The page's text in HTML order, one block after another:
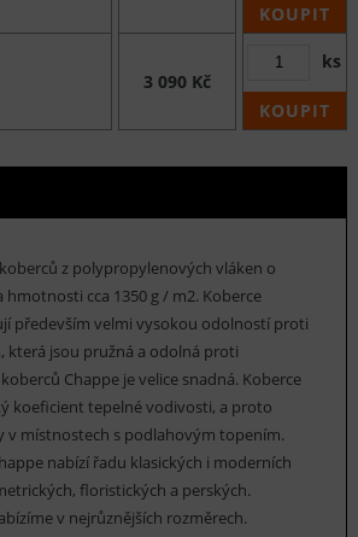
KOUPIT
3 090 Kč
ks
KOUPIT
z polypropylenových vláken o
hmotnosti cca 1350 g / m2. Koberce
především velmi vysokou odolností proti
která jsou pružná a odolná proti
Chappe je velice snadná. Koberce
koeficient tepelné vodivosti, a proto
v místnostech s podlahovým topením.
nabízí řadu klasických i moderních
floristických a perských.
v nejrůznějších rozměrech.